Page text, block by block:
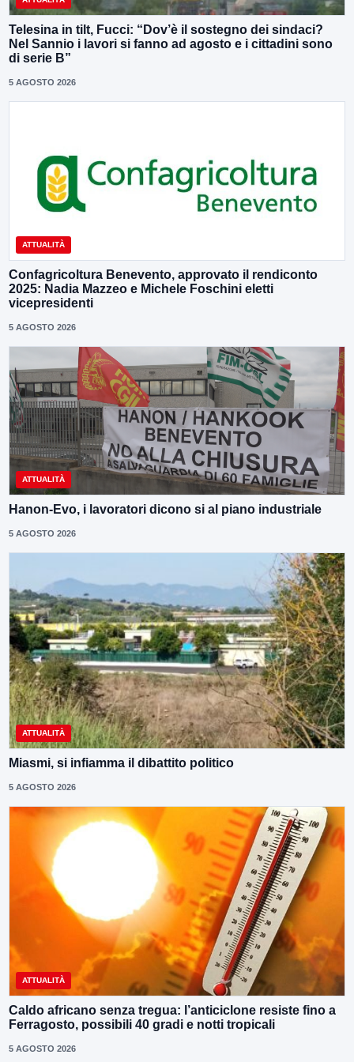
Telesina in tilt, Fucci: “Dov’è il sostegno dei sindaci?
Nel Sannio i lavori si fanno ad agosto e i cittadini sono
di serie B”
5 AGOSTO 2026
ATTUALITÀ
Confagricoltura Benevento, approvato il rendiconto
2025: Nadia Mazzeo e Michele Foschini eletti
vicepresidenti
5 AGOSTO 2026
ATTUALITÀ
Hanon-Evo, i lavoratori dicono si al piano industriale
5 AGOSTO 2026
ATTUALITÀ
Miasmi, si infiamma il dibattito politico
5 AGOSTO 2026
ATTUALITÀ
Caldo africano senza tregua: l’anticiclone resiste fino a
Ferragosto, possibili 40 gradi e notti tropicali
5 AGOSTO 2026